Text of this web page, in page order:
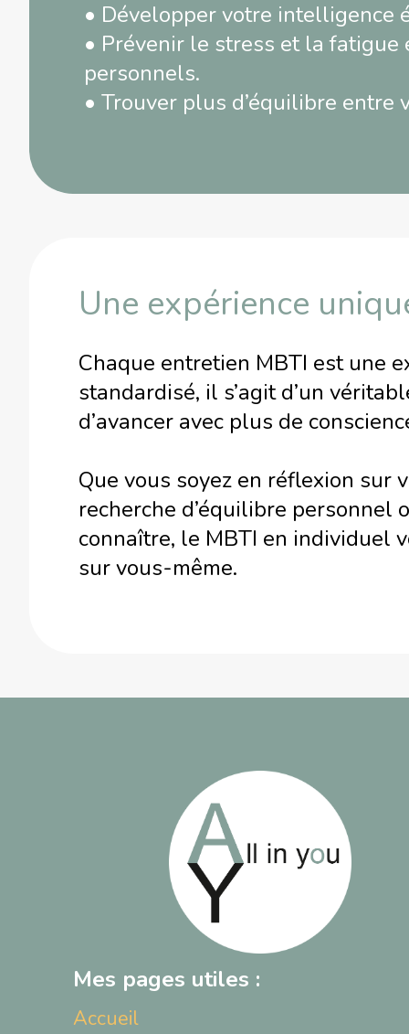
• Développer votre
• Prévenir le stress et la
personnels.
• Trouver plus d’équilibre entre
Une expérience
Chaque entretien MBTI est une
standardisé, il s’agit d’un
d’avancer avec plus de
Que vous soyez en réflexion sur
recherche d’équilibre personnel
connaître, le MBTI en individuel
sur vous-même.
Mes pages utiles :
Accueil